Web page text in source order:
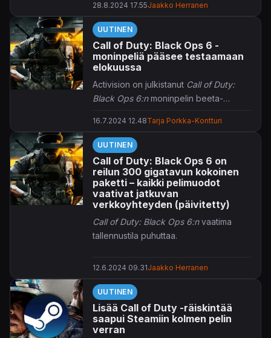
Call of Duty: Black Ops 6saapuu
ensimmäisten pelaajien – tällä kertaa
ennakkotilaajien ja Game Pass Ultimate
-jäsenten – testiin jo 30.8.-4.9. early
accessiksi kutsutun testivaiheen
vuorossa 6.9.-9.9.2024, jolloin
odotetun räiskinnän äärelle pääsee
entistäkin enemmän innokkaita.
28.8.2024 17.55Jaakko Herranen
UUTINEN
Call of Duty: Black Ops 6 -
moninpeliä pääsee testaamaan
elokuussa
Activision on julkistanut Call of Duty:
Black Ops 6:nmoninpelin beeta-
16.7.2024 12.48Tarja Porkka-Kontturi
UUTINEN
Call of Duty: Black Ops 6 on
reilun 300 gigatavun kokoinen
paketti – kaikki pelimuodot
vaativat jatkuvan
verkkoyhteyden (päivitetty)
Call of Duty: Black Ops 6:nvaatima
tallennustila puhuttaa.
12.6.2024 09.31Jaakko Herranen
UUTINEN
Lisää Call of Duty -räiskintää
saapui Steamiin kolmen pelin
verran